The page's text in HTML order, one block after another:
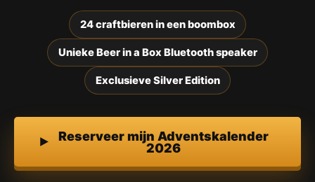
24 craftbieren in een boombox
Unieke Beer in a Box Bluetooth speaker
Exclusieve Silver Edition
Reserveer mijn Adventskalender
2026